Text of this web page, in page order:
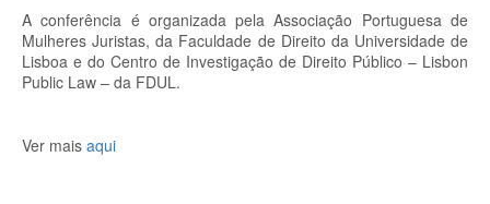
A conferência é organizada pela Associação Portuguesa de
Mulheres Juristas, da Faculdade de Direito da Universidade de
Lisboa e do Centro de Investigação de Direito Público – Lisbon
Public Law – da FDUL.
Ver mais aqui